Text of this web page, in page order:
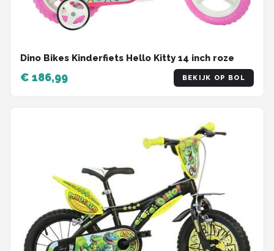
Dino Bikes Kinderfiets Hello Kitty 14 inch roze
€ 186,99 BEKIJK OP BOL